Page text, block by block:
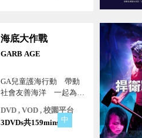
海底大作戰
GARB AGE
GA兒童護海行動 帶動
社會友善海洋 一起為海
DVD , VOD , 校園平台
3DVDs共159mins 中